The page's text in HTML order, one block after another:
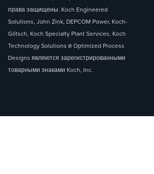
права защищены. Koch Engineered
Solutions, John Zink, DEPCOM Power, Koch-
Glitsch, Koch Specialty Plant Services, Koch
Technology Solutions и Optimized Process
Designs являются зарегистрированными
товарными знаками Koch, Inc.